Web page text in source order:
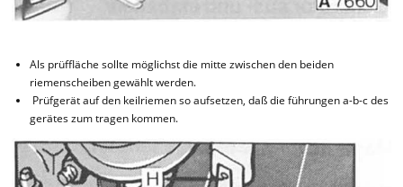
Als prüffläche sollte möglichst die mitte zwischen den beiden
riemenscheiben gewählt werden.
Prüfgerät auf den keilriemen so aufsetzen, daß die führungen a-b-c des
gerätes zum tragen kommen.